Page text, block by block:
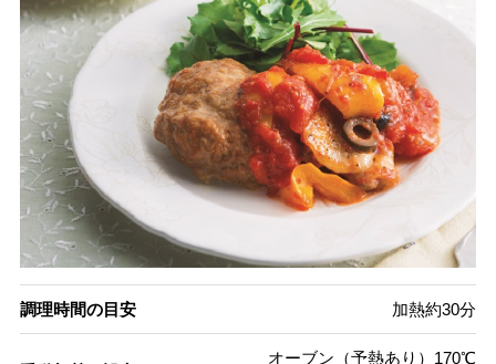
調理時間の目安 加熱約30分
オーブン（予熱あり）170℃